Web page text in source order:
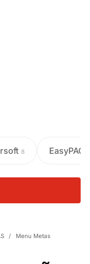
8 EasyPAC
/ Menu Metas